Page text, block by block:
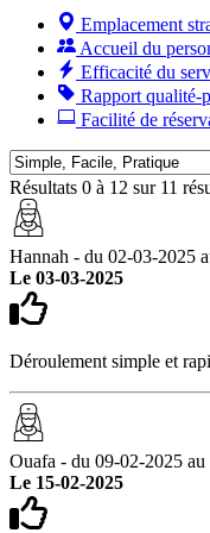
Emplacement
Accueil du
Efficacité du
Rapport qualité-
Facilité de
Résultats 0 à 12 sur 11
Hannah - du 02-03-2025
Le 03-03-2025
Déroulement simple et
Ouafa - du 09-02-2025
Le 15-02-2025